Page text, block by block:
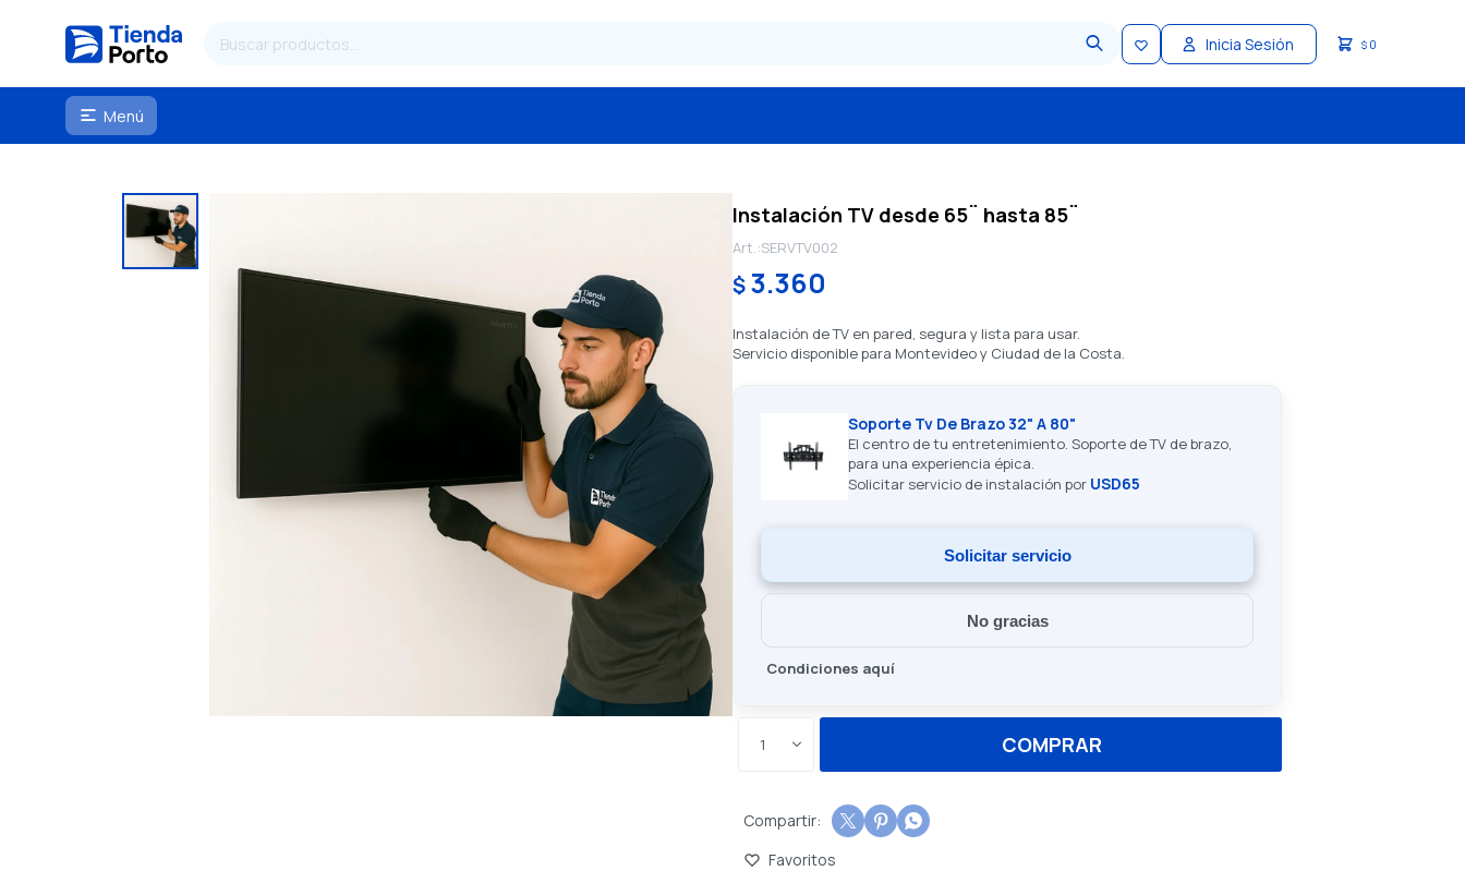
 Menú
$ 0
Instalación TV desde 65¨ hasta 85¨
SERVTV002
$3.360
Instalación de TV en pared, segura y lista para usar.
Servicio disponible para Montevideo y Ciudad de la Costa.
Soporte Tv De Brazo 32" A 80"
El centro de tu entretenimiento. Soporte de TV de brazo,
para una experiencia épica.
Solicitar servicio de instalación por USD65
Solicitar servicio
No gracias
Condiciones aquí
1 COMPRAR
  